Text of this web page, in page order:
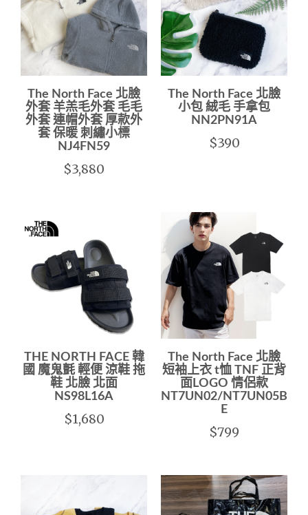
The North Face 北臉
外套 羊羔毛外套 毛毛
外套 連帽外套 厚款外
套 保暖 刺繡小標
NJ4FN59
$3,880
The North Face 北臉
小包 絨毛 手拿包
NN2PN91A
$390
THE NORTH FACE 韓
國 魔鬼氈 輕便 涼鞋 拖
鞋 北臉 北面
NS98L16A
$1,680
The North Face 北臉
短袖上衣 t恤 TNF 正背
面LOGO 情侶款
NT7UN02/NT7UN05B-
E
$799